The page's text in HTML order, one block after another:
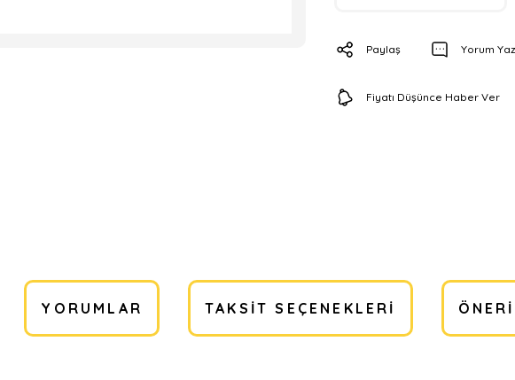
Paylaş Yorum Yaz
Fiyatı Düşünce Haber Ver
YORUMLAR TAKSIT SEÇENEKLERI